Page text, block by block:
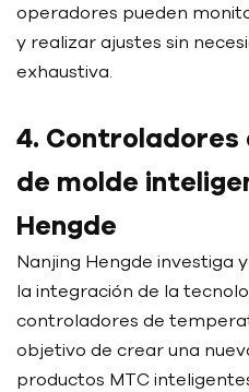
operadores pueden
y realizar ajustes sin
exhaustiva.
4.
de molde
Hengde
Nanjing Hengde investiga
la integración de la
controladores de
objetivo de crear una
productos MTC